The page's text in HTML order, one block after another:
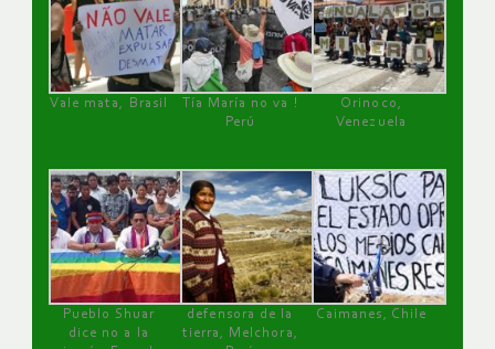
Vale mata, Brasil
Tía María no va !
Perú
Orinoco,
Venezuela
Pueblo Shuar
dice no a la
defensora de la
tierra, Melchora,
Caimanes, Chile